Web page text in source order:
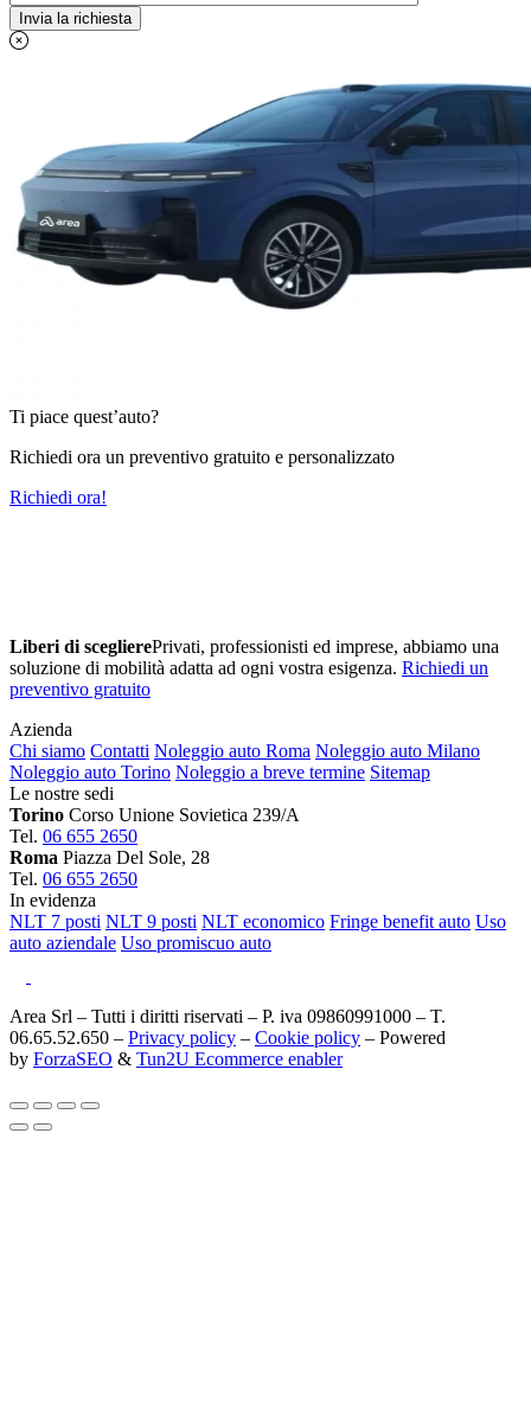
Ti piace quest’auto?
Richiedi ora un preventivo gratuito e personalizzato
Richiedi ora!
Liberi di sceglierePrivati, professionisti ed imprese, abbiamo una
soluzione di mobilità adatta ad ogni vostra esigenza. Richiedi un
preventivo gratuito
Azienda
Chi siamo Contatti Noleggio auto Roma Noleggio auto Milano
Noleggio auto Torino Noleggio a breve termine Sitemap
Le nostre sedi
Torino Corso Unione Sovietica 239/A
Tel. 06 655 2650
Roma Piazza Del Sole, 28
Tel. 06 655 2650
In evidenza
NLT 7 posti NLT 9 posti NLT economico Fringe benefit auto Uso
auto aziendale Uso promiscuo auto
Area Srl – Tutti i diritti riservati – P. iva 09860991000 – T.
06.65.52.650 – Privacy policy – Cookie policy – Powered
by ForzaSEO & Tun2U Ecommerce enabler